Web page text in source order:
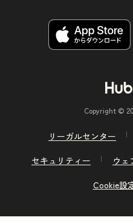
Copyright ©
リーガルセンター
セキュリティー
ウェ
Cookie設